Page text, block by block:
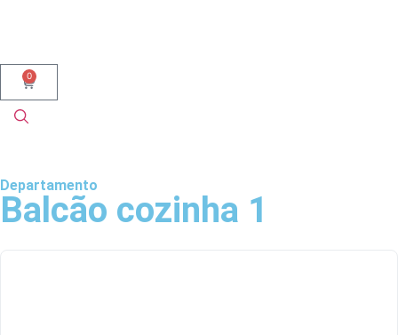
0
Departamento
Balcão cozinha 1